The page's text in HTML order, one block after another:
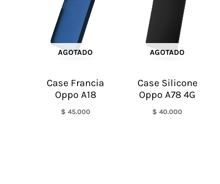
AGOTADO
Case Francia
Oppo A18
$ 45.000
AGOTADO
Case Silicone
Oppo A78 4G
$ 40.000